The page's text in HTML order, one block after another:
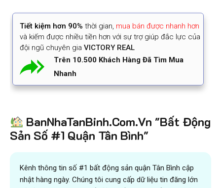
Tiết kiệm hơn 90% thời gian, mua bán được nhanh hơn
và kiếm được nhiều tiền hơn với sự trợ giúp đắc lực của
đội ngũ chuyên gia VICTORY REAL
Trên 10.500 Khách Hàng Đã Tìm Mua
Nhanh
BanNhaTanBinh.Com.Vn "Bất Động
Sản Số #1 Quận Tân Bình"
Kênh thông tin số #1 bất động sản quận Tân Bình cập
nhật hàng ngày. Chúng tôi cung cấp dữ liệu tin đăng lớn